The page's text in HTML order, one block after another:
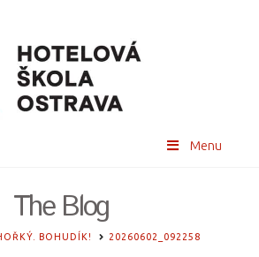
Menu
The Blog
BOHUDÍK! 20260602_092258